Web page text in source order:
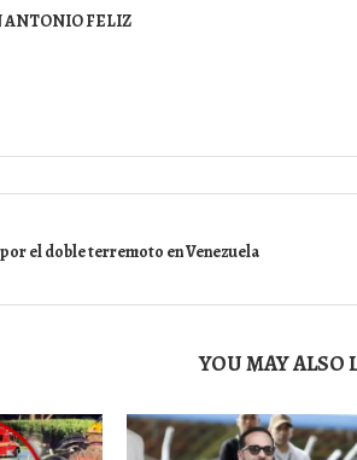
ANTONIO FELIZ
el doble terremoto en Venezuela
YOU MAY ALSO